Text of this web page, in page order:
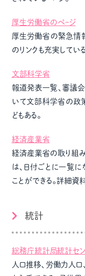
厚生労働省のペｰジ
厚生労働省の緊急情
のリンクも充実している
文部科学省
報道発表一覧、審議会
いて文部科学省の政
どもある。
経済産業省
経済産業省の取り組
は、日付ごとに一覧
ことができる。詳細資
統計
総務庁統計局統計セ
人口推移、労働力人